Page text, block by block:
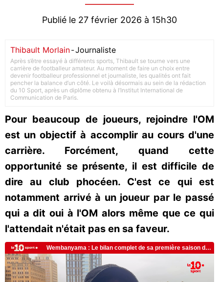
Publié le 27 février 2026 à 15h30
Thibault Morlain-Journaliste
Après s’être essayé à différents sports, Thibault se tourne vers une
carrière de footballeur amateur. Au moment de faire un choix entre
devenir footballeur professionnel et journaliste, les qualités ont fait
pencher la balance d’un côté. Le voilà désormais au sein de la rédaction
du 10 Sport, après un diplôme obtenu à l’Institut International de
Communication de Paris.
Pour beaucoup de joueurs, rejoindre l'OM
est un objectif à accomplir au cours d'une
carrière. Forcément, quand cette
opportunité se présente, il est difficile de
dire au club phocéen. C'est ce qui est
notamment arrivé à un joueur par le passé
qui a dit oui à l'OM alors même que ce qui
l'attendait n'était pas en sa faveur.